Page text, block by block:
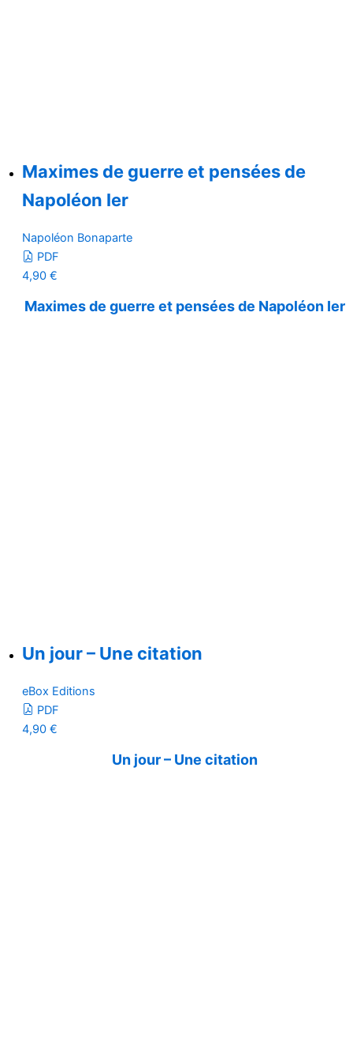
Maximes de guerre et pensées de
Napoléon Ier
Napoléon Bonaparte
PDF
4,90 €
Maximes de guerre et pensées de Napoléon Ier
Un jour – Une citation
eBox Editions
PDF
4,90 €
Un jour – Une citation